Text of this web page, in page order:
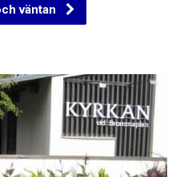
väntan